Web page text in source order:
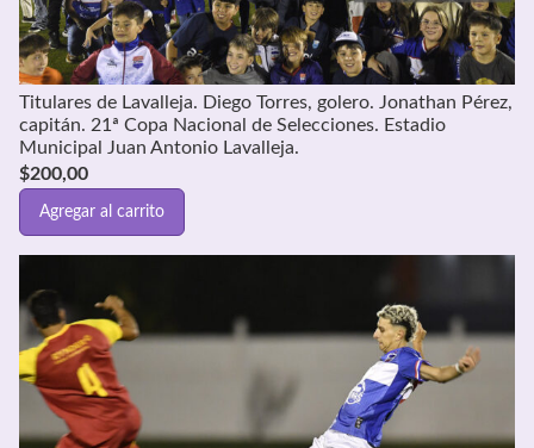
Titulares de Lavalleja. Diego Torres, golero. Jonathan Pérez,
capitán. 21ª Copa Nacional de Selecciones. Estadio
Municipal Juan Antonio Lavalleja.
$200,00
Agregar al carrito